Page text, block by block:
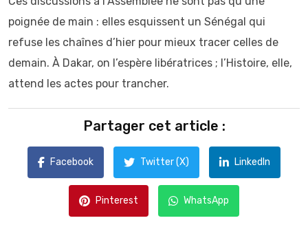
poignée de main : elles esquissent un Sénégal qui
refuse les chaînes d’hier pour mieux tracer celles de
demain. À Dakar, on l’espère libératrices ; l’Histoire, elle,
attend les actes pour trancher.
Partager cet article :
Facebook Twitter (X) LinkedIn
Pinterest WhatsApp